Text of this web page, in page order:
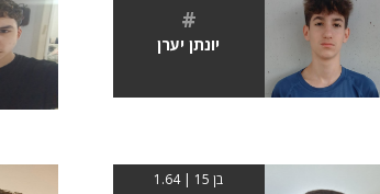
#
יונתן יערן
בן 15 | 1.64